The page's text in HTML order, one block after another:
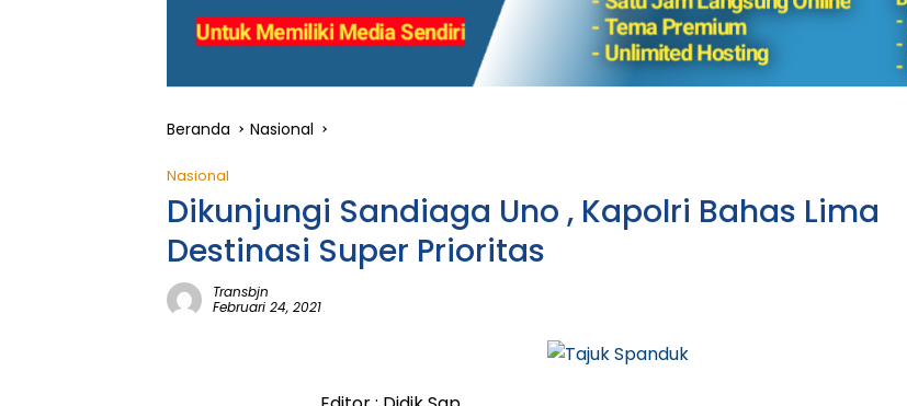
Beranda Nasional
Nasional
Dikunjungi Sandiaga Uno , Kapolri Bahas Lima
Destinasi Super Prioritas
Transbjn
Februari 24, 2021